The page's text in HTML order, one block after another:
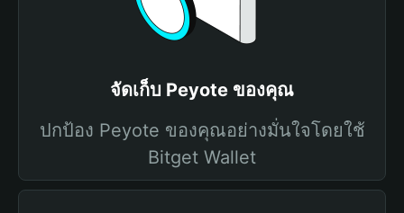
จัดเก็บ Peyote ของคุณ
ปกป้อง Peyote ของคุณอย่างมั่นใจโดยใช้
Bitget Wallet